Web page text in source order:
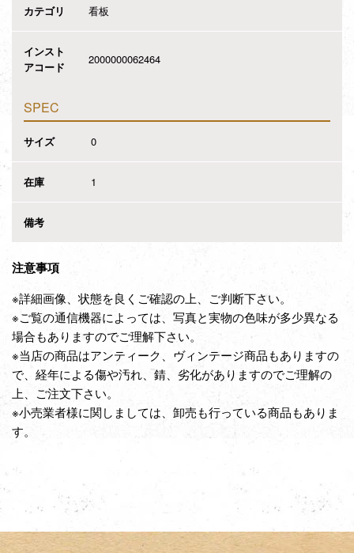
カテゴリ 看板
インスト
アコード
2000000062464
SPEC
サイズ 0
在庫 1
備考
注意事項
※詳細画像、状態を良くご確認の上、ご判断下さい。
※ご覧の通信機器によっては、写真と実物の色味が多少異なる
場合もありますのでご理解下さい。
※当店の商品はアンティーク、ヴィンテージ商品もありますの
で、経年による傷や汚れ、錆、劣化がありますのでご理解の
上、ご注文下さい。
※小売業者様に関しましては、卸売も行っている商品もありま
す。